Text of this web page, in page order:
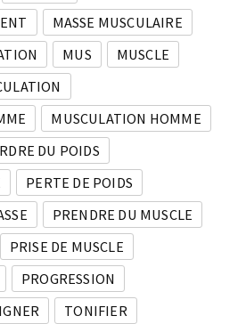
MASSE MUSCULAIRE
MUS
MUSCLE
MUSCULATION HOMME
DU POIDS
PERTE DE POIDS
PRENDRE DU MUSCLE
PRISE DE MUSCLE
PROGRESSION
TONIFIER